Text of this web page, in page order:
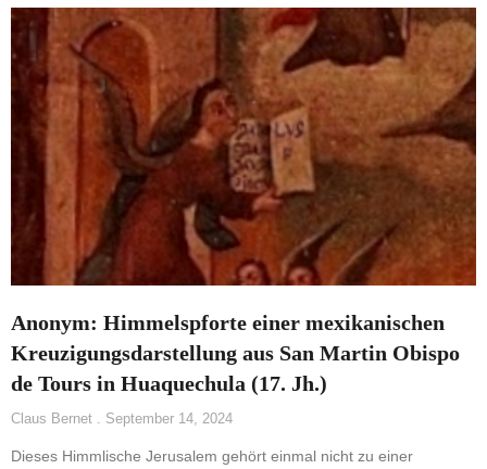
Anonym: Himmelspforte einer mexikanischen
Kreuzigungsdarstellung aus San Martin Obispo
de Tours in Huaquechula (17. Jh.)
Claus Bernet September 14, 2024
Dieses Himmlische Jerusalem gehört einmal nicht zu einer